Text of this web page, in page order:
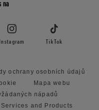
na
TikTok
ochrany osobních údajů
Mapa webu
nápadů
and Products